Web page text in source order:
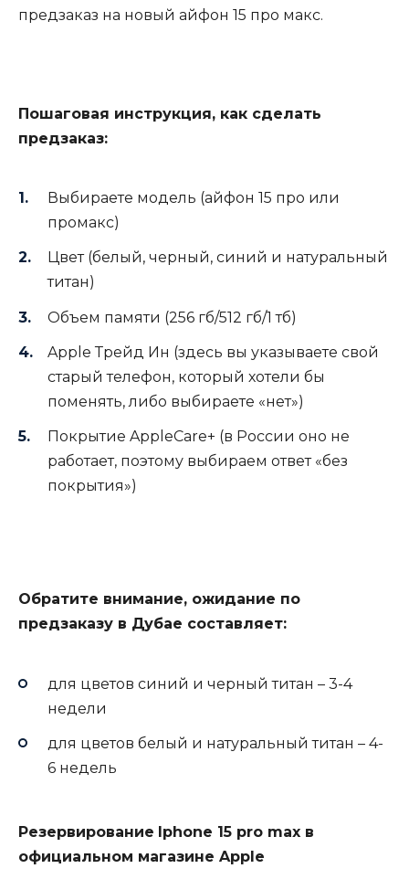
предзаказ на новый айфон 15 про макс.
Пошаговая инструкция, как сделать
предзаказ:
Выбираете модель (айфон 15 про или
промакс)
Цвет (белый, черный, синий и натуральный
титан)
Объем памяти (256 гб/512 гб/1 тб)
Apple Трейд Ин (здесь вы указываете свой
старый телефон, который хотели бы
поменять, либо выбираете «нет»)
Покрытие AppleCare+ (в России оно не
работает, поэтому выбираем ответ «без
покрытия»)
Обратите внимание, ожидание по
предзаказу в Дубае составляет:
для цветов синий и черный титан – 3-4
недели
для цветов белый и натуральный титан – 4-
6 недель
Резервирование Iphone 15 pro max в
официальном магазине Apple